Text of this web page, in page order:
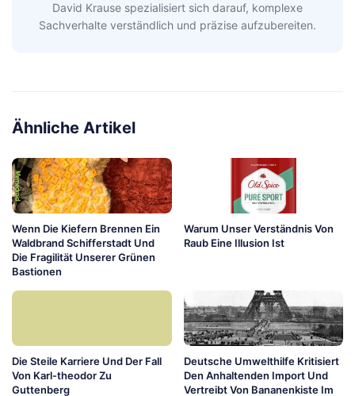
David Krause spezialisiert sich darauf, komplexe
Sachverhalte verständlich und präzise aufzubereiten.
Ähnliche Artikel
Wenn Die Kiefern Brennen Ein
Waldbrand Schifferstadt Und
Die Fragilität Unserer Grünen
Bastionen
Warum Unser Verständnis Von
Raub Eine Illusion Ist
Die Steile Karriere Und Der Fall
Von Karl-theodor Zu
Guttenberg
Deutsche Umwelthilfe Kritisiert
Den Anhaltenden Import Und
Vertreibt Von Bananenkiste Im